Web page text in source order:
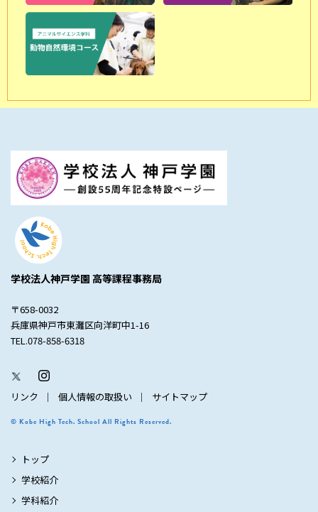
学校法人神戸学園 高等課程事務局
〒658-0032
兵庫県神戸市東灘区向洋町中1-16
TEL.078-858-6318
リンク 個人情報の取扱い サイトマップ
© Kobe High Tech. School All Rights Reserved.
トップ
学校紹介
学科紹介